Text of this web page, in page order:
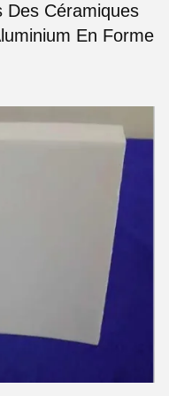
Des Céramiques
En Forme